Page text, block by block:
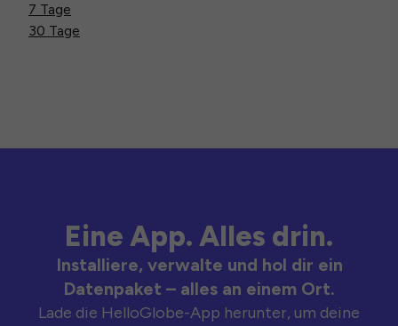
7 Tage
30 Tage
Eine App. Alles drin.
Installiere, verwalte und hol dir ein
Datenpaket – alles an einem Ort.
Lade die HelloGlobe-App herunter, um deine